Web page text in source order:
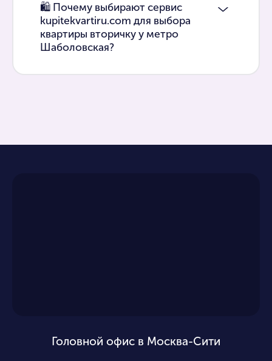
🛍 Почему выбирают сервис
kupitekvartiru.com для выбора
квартиры вторичку у метро
Шаболовская?
Головной офис в Москва-Сити